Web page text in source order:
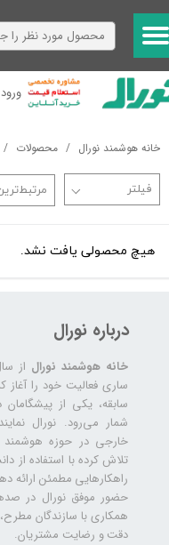
ورود
حساب کاربری من
تغییر گذر واژه
خروج از حساب کاربری
خانه هوشمند نورال محصولات
هیچ محصولی یافت نشد.
درباره نورال
خانه هوشمند نورال
سابقه، یکی از
شمار می‌رود. نورال
خارجی در حوزه
تلاش کرده با استفاده از
راهکارهایی مطمئن ارائه
حضور موفق نورال در
همکاری با سازندگان
دقت و رضایت مشتریان.